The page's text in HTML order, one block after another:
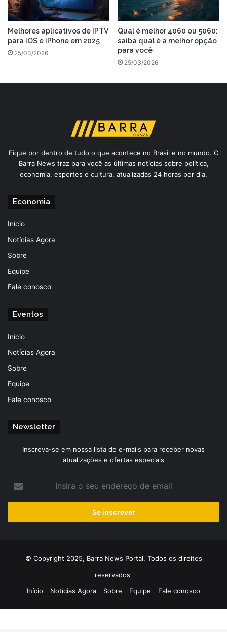
Melhores aplicativos de IPTV
para iOS e iPhone em 2025
25/03/2026
Qual é melhor 4060 ou 5060:
saiba qual é a melhor opção
para você
25/03/2026
Fique por dentro de tudo o que acontece no Brasil e no mundo. O
Barra News traz para você as últimas notícias sobre política,
economia, esportes e cultura, atualizadas 24 horas por dia.
Economia
Início
Notícias Agora
Sobre
Equipe
Fale conosco
Eventos
Início
Notícias Agora
Sobre
Equipe
Fale conosco
Newsletter
Inscreva-se em nossa lista de e-mails para receber novas
atualizações e ofertas especiais
seu
de
© Copyright 2025, Barra News Portal. Todos os direitos
reservados
Início
Notícias Agora Sobre Equipe Fale conosco